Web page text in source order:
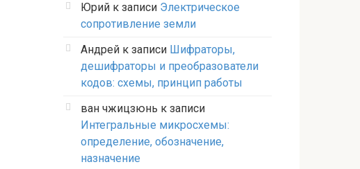
Юрий к записи Электрическое
сопротивление земли
Андрей к записи Шифраторы,
дешифраторы и преобразователи
кодов: схемы, принцип работы
ван чжицзюнь к записи
Интегральные микросхемы:
определение, обозначение,
назначение